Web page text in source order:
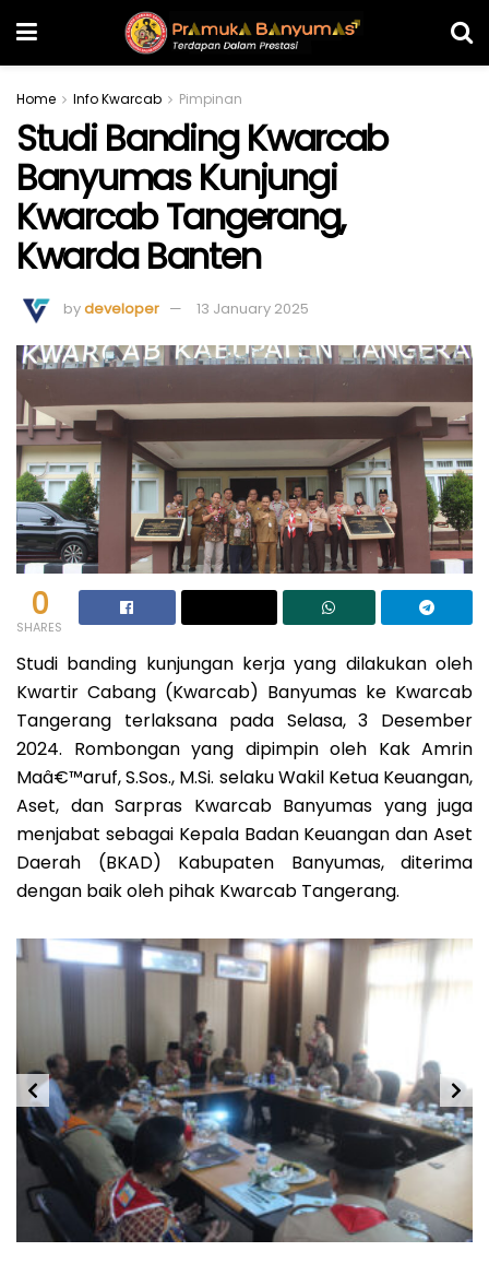
Home Info Kwarcab Pimpinan
Studi Banding Kwarcab
Banyumas Kunjungi
Kwarcab Tangerang,
Kwarda Banten
bydeveloper 13 January 2025
0
SHARES
Studi banding kunjungan kerja yang dilakukan oleh
Kwartir Cabang (Kwarcab) Banyumas ke Kwarcab
Tangerang terlaksana pada Selasa, 3 Desember
2024. Rombongan yang dipimpin oleh Kak Amrin
Maâ€™aruf, S.Sos., M.Si. selaku Wakil Ketua Keuangan,
Aset, dan Sarpras Kwarcab Banyumas yang juga
menjabat sebagai Kepala Badan Keuangan dan Aset
Daerah (BKAD) Kabupaten Banyumas, diterima
dengan baik oleh pihak Kwarcab Tangerang.